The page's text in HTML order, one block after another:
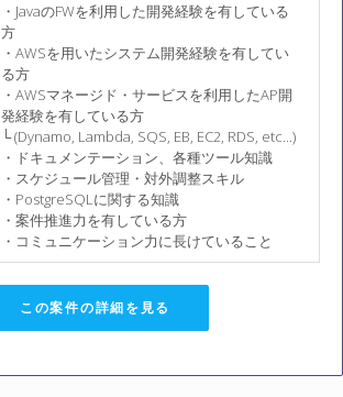
・JavaのFWを利用した開発経験を有している
方
・AWSを用いたシステム開発経験を有してい
る方
・AWSマネージド・サービスを利用したAP開
発経験を有している方
└ (Dynamo, Lambda, SQS, EB, EC2, RDS, etc...)
・ドキュメンテーション、各種ツール知識
・スケジュール管理・対外調整スキル
・PostgreSQLに関する知識
・案件推進力を有している方
・コミュニケーション力に長けていること
この案件の詳細を見る